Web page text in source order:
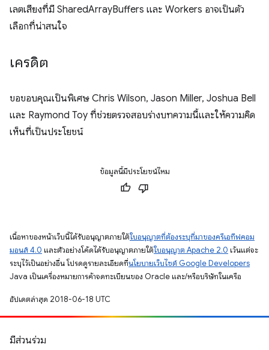
เลตเสียงที่มี SharedArrayBuffers และ Workers อาจเป็นตัว
เลือกที่น่าสนใจ
เครดิต
ขอขอบคุณเป็นพิเศษ Chris Wilson, Jason Miller, Joshua Bell
และ Raymond Toy ที่ช่วยตรวจสอบร่างบทความนี้และให้ความคิด
เห็นที่เป็นประโยชน์
ข้อมูลนี้มีประโยชน์ไหม
เนื้อหาของหน้าเว็บนี้ได้รับอนุญาตภายใต้ใบอนุญาตที่ต้องระบุที่มาของครีเอทีฟคอม
มอนส์ 4.0 และตัวอย่างโค้ดได้รับอนุญาตภายใต้ใบอนุญาต Apache 2.0 เว้นแต่จะ
ระบุไว้เป็นอย่างอื่น โปรดดูรายละเอียดที่นโยบายเว็บไซต์ Google Developers
Java เป็นเครื่องหมายการค้าจดทะเบียนของ Oracle และ/หรือบริษัทในเครือ
อัปเดตล่าสุด 2018-06-18 UTC
มีส่วนร่วม